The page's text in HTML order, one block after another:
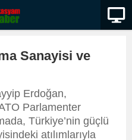
Sanayisi ve
Erdoğan,
Parlamenter
Türkiye’nin güçlü
atılımlarıyla